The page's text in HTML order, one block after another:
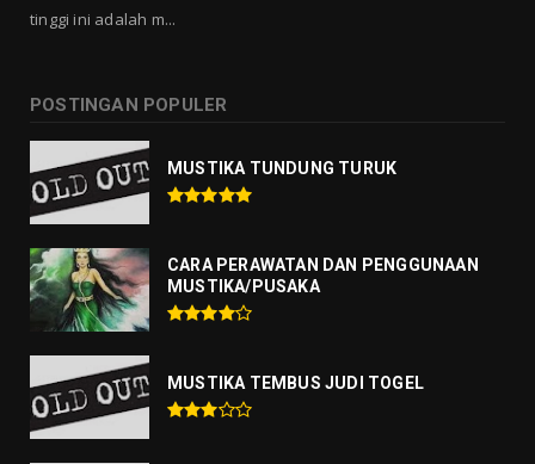
tinggi ini adalah m...
POSTINGAN POPULER
MUSTIKA TUNDUNG TURUK
CARA PERAWATAN DAN PENGGUNAAN
MUSTIKA/PUSAKA
MUSTIKA TEMBUS JUDI TOGEL